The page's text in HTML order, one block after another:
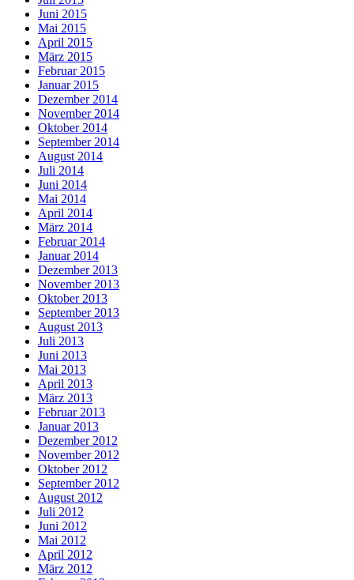
Juni 2015
Mai 2015
April 2015
März 2015
Februar 2015
Januar 2015
Dezember 2014
November 2014
Oktober 2014
September 2014
August 2014
Juli 2014
Juni 2014
Mai 2014
April 2014
März 2014
Februar 2014
Januar 2014
Dezember 2013
November 2013
Oktober 2013
September 2013
August 2013
Juli 2013
Juni 2013
Mai 2013
April 2013
März 2013
Februar 2013
Januar 2013
Dezember 2012
November 2012
Oktober 2012
September 2012
August 2012
Juli 2012
Juni 2012
Mai 2012
April 2012
März 2012